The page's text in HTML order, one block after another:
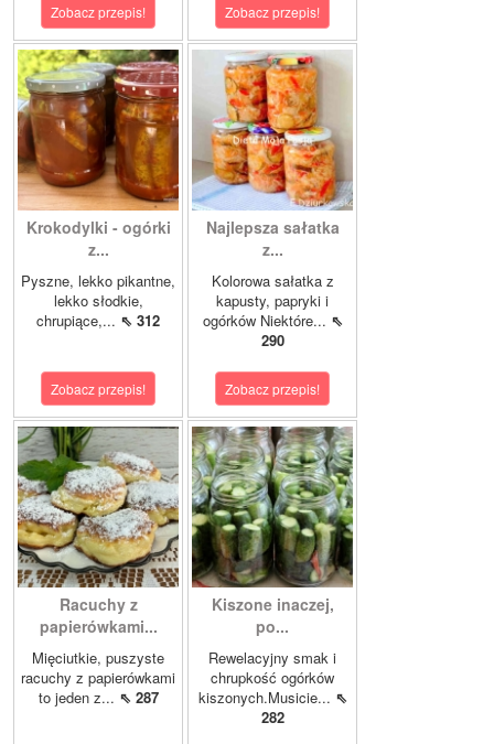
Zobacz przepis! Zobacz przepis!
Krokodylki - ogórki
z...
Pyszne, lekko pikantne,
lekko słodkie,
chrupiące,... ⇖ 312
Zobacz przepis!
Najlepsza sałatka
z...
Kolorowa sałatka z
kapusty, papryki i
ogórków Niektóre... ⇖
290
Zobacz przepis!
Racuchy z
papierówkami...
Mięciutkie, puszyste
racuchy z papierówkami
to jeden z... ⇖ 287
Kiszone inaczej,
po...
Rewelacyjny smak i
chrupkość ogórków
kiszonych.Musicie... ⇖
282